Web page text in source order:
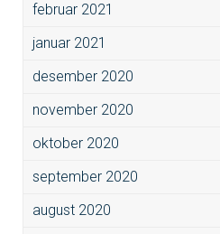
februar 2021
januar 2021
desember 2020
november 2020
oktober 2020
september 2020
august 2020